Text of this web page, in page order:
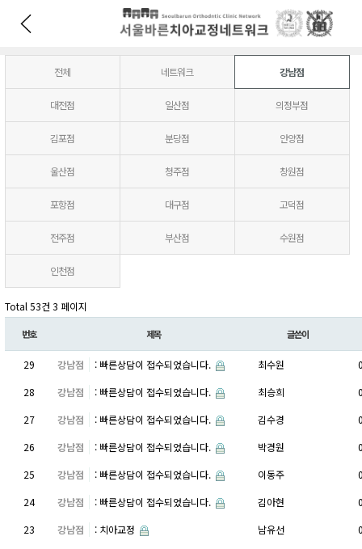
전체 네트워크 강남점
대전점 일산점 의정부점
김포점 분당점 안양점
울산점 청주점 창원점
포항점 대구점 고덕점
전주점 부산점 수원점
인천점
Total 53건 3 페이지
번호 제목 글쓴이
29 강남점 : 빠른상담이 접수되었습니다. 최수원
28
강남점 : 빠른상담이 접수되었습니다. 최승희
27
강남점 : 빠른상담이 접수되었습니다. 김수경
26
강남점 : 빠른상담이 접수되었습니다. 박경원
25
강남점 : 빠른상담이 접수되었습니다. 이동주
24
강남점 : 빠른상담이 접수되었습니다. 김아현
23
강남점 : 치아교정 남유선